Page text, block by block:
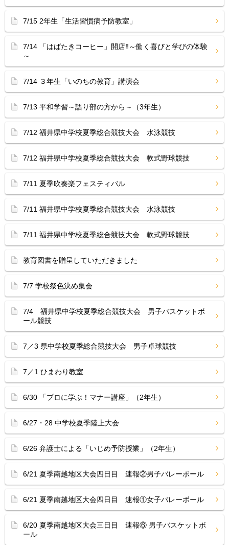
7/15 2年生「生活習慣病予防教室」
7/14 「はばたきコーヒー」開店‼︎～働く喜びと学びの体験
～
7/14 ３年生「いのちの教育」講演会
7/13 平和学習～語り部の方から～（3年生）
7/12 福井県中学校夏季総合競技大会 水泳競技
7/12 福井県中学校夏季総合競技大会 軟式野球競技
7/11 夏季吹奏楽フェスティバル
7/11 福井県中学校夏季総合競技大会 水泳競技
7/11 福井県中学校夏季総合競技大会 軟式野球競技
教育図書を贈呈していただきました
7/7 学校祭色決め集会
7/4 福井県中学校夏季総合競技大会 男子バスケットボ
ール競技
7／3 県中学校夏季総合競技大会 男子卓球競技
7／1 ひまわり教室
6/30 「プロに学ぶ！マナー講座」（2年生）
6/27・28 中学校夏季陸上大会
6/26 弁護士による「いじめ予防授業」（2年生）
6/21 夏季南越地区大会四日目 速報②男子バレーボール
6/21 夏季南越地区大会四日目 速報①女子バレーボール
6/20 夏季南越地区大会三日目 速報⑥ 男子バスケットボ
ール